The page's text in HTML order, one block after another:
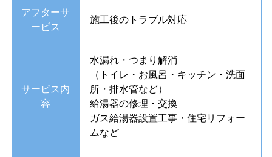
アフターサ
ービス
施工後のトラブル対応
サービス内
容
水漏れ・つまり解消
（トイレ・お風呂・キッチン・洗面
所・排水管など）
給湯器の修理・交換
ガス給湯器設置工事・住宅リフォー
ムなど